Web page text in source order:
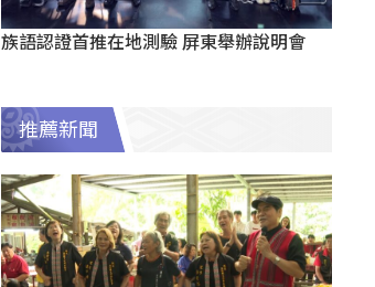
族語認證首推在地測驗 屏東舉辦說明會
推薦新聞